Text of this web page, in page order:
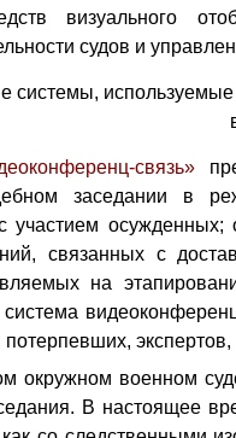
визуального
судов и
используемые
связь»
заседании в
участием
связанных с
на
потерпевших,
окружном военном
В настоящее